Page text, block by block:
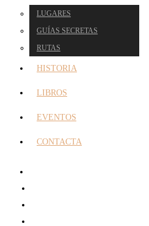
LUGARES
GUÍAS SECRETAS
RUTAS
HISTORIA
LIBROS
EVENTOS
CONTACTA